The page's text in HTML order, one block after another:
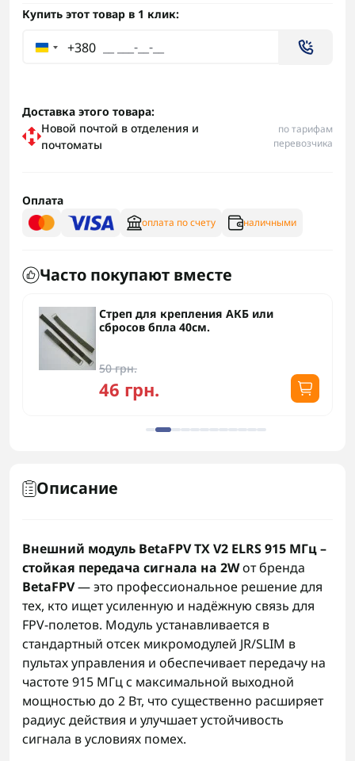
Купить этот товар в 1 клик:
+380
Доставка этого товара:
Новой почтой в отделения и
почтоматы
по тарифам
перевозчика
Оплата
оплата по счету наличными
Часто покупают вместе
Стреп для крепления АКБ или
сбросов бпла 40см.
50 грн.
46 грн.
Описание
Внешний модуль BetaFPV TX V2 ELRS 915 МГц –
стойкая передача сигнала на 2Wот бренда
BetaFPV— это профессиональное решение для
тех, кто ищет усиленную и надёжную связь для
FPV-полетов. Модуль устанавливается в
стандартный отсек микромодулей JR/SLIM в
пультах управления и обеспечивает передачу на
частоте 915 МГц с максимальной выходной
мощностью до 2 Вт, что существенно расширяет
радиус действия и улучшает устойчивость
сигнала в условиях помех.